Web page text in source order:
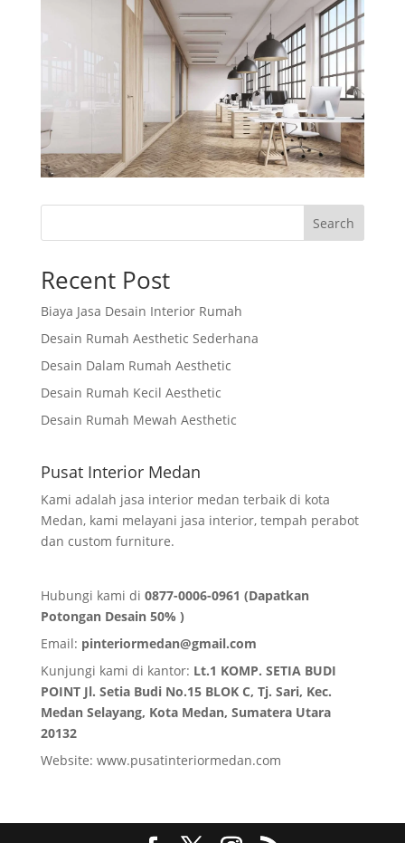
Search
Recent Post
Biaya Jasa Desain Interior Rumah
Desain Rumah Aesthetic Sederhana
Desain Dalam Rumah Aesthetic
Desain Rumah Kecil Aesthetic
Desain Rumah Mewah Aesthetic
Pusat Interior Medan
Kami adalah jasa interior medan terbaik di kota
Medan, kami melayani jasa interior, tempah perabot
dan custom furniture.
Hubungi kami di 0877-0006-0961 (Dapatkan
Potongan Desain 50% )
Email: pinteriormedan@gmail.com
Kunjungi kami di kantor: Lt.1 KOMP. SETIA BUDI
POINT Jl. Setia Budi No.15 BLOK C, Tj. Sari, Kec.
Medan Selayang, Kota Medan, Sumatera Utara
20132
Website: www.pusatinteriormedan.com